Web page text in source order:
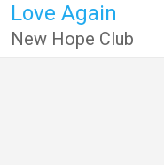
Love Again
New Hope Club